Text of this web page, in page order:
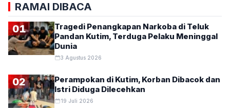
RAMAI DIBACA
01
Tragedi Penangkapan Narkoba di Teluk
Pandan Kutim, Terduga Pelaku Meninggal
Dunia
3 Agustus 2026
02
Perampokan di Kutim, Korban Dibacok dan
Istri Diduga Dilecehkan
19 Juli 2026